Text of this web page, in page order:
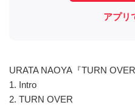
URATA NAOYA『TURN
1. Intro
2. TURN OVER